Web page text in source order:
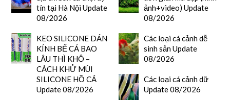
tín tại Hà Nội Update
08/2026
ảnh+video) Update
08/2026
KEO SILICONE DÁN
KÍNH BỂ CÁ BAO
LÂU THÌ KHÔ –
CÁCH KHỬ MÙI
SILICONE HỒ CÁ
Update 08/2026
Các loại cá cảnh dễ
sinh sản Update
08/2026
Các loại cá cảnh dữ
Update 08/2026